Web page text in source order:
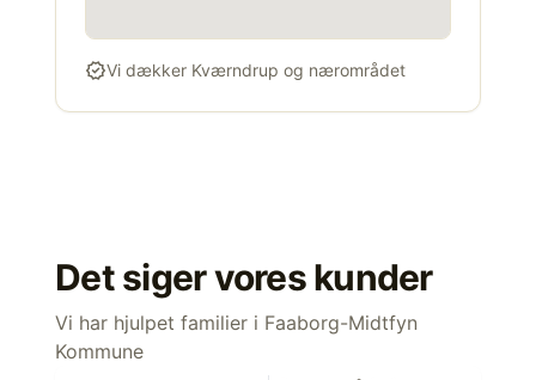
verifiedVi dækker Kværndrup og nærområdet
Det siger vores kunder
Vi har hjulpet familier i Faaborg-Midtfyn
Kommune